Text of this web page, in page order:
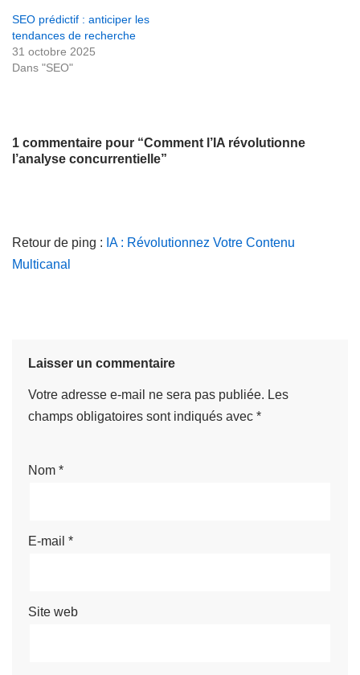
SEO prédictif : anticiper les
tendances de recherche
31 octobre 2025
Dans "SEO"
1 commentaire pour “Comment l’IA révolutionne
l’analyse concurrentielle”
Retour de ping : IA : Révolutionnez Votre Contenu
Multicanal
Laisser un commentaire
Votre adresse e-mail ne sera pas publiée. Les
champs obligatoires sont indiqués avec *
Nom *
E-mail *
Site web